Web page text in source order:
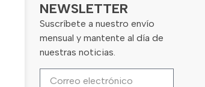
NEWSLETTER
Suscríbete a nuestro envío
mensual y mantente al día de
nuestras noticias.